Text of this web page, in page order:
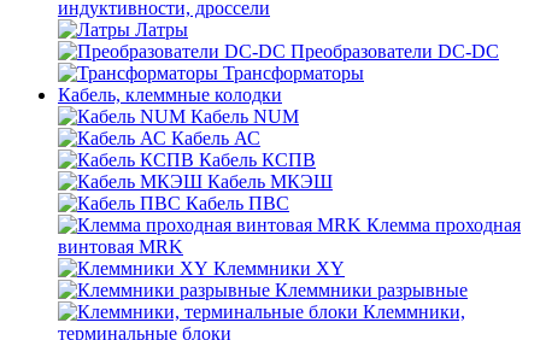
индуктивности, дроссели
Латры
Преобразователи DC-DC
Трансформаторы
Кабель, клеммные колодки
Кабель NUM
Кабель АС
Кабель КСПВ
Кабель МКЭШ
Кабель ПВС
Клемма проходная
винтовая MRK
Клеммники XY
Клеммники разрывные
Клеммники,
терминальные блоки